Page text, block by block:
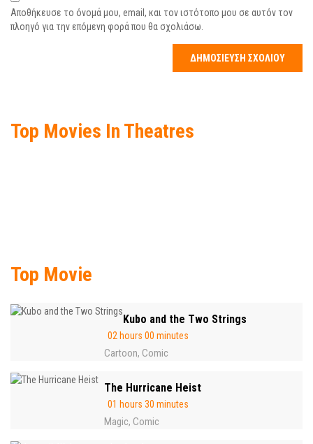
Αποθήκευσε το όνομά μου, email, και τον ιστότοπο μου σε αυτόν τον
πλοηγό για την επόμενη φορά που θα σχολιάσω.
Top Movies In Theatres
Top Movie
Kubo and the Two Strings
02 hours 00 minutes
Cartoon, Comic
The Hurricane Heist
01 hours 30 minutes
Magic, Comic